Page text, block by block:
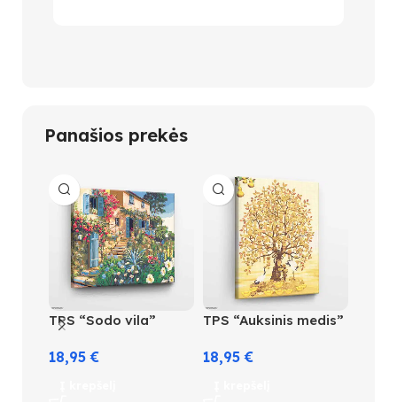
Panašios prekės
TPS “Sodo vila”
18,95€
TPS “Auksinis medis”
18,95€